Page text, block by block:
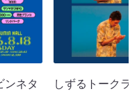
ンネタ
しずるトークラ